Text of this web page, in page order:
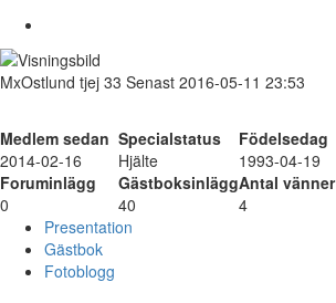
MxOstlund tjej 33 Senast 2016-05-11 23:53
Medlem sedan Specialstatus
Födelsedag
2014-02-16
Hjälte
1993-04-19
Foruminlägg
GästboksinläggAntal vänner
0
40
4
Presentation
Gästbok
Fotoblogg